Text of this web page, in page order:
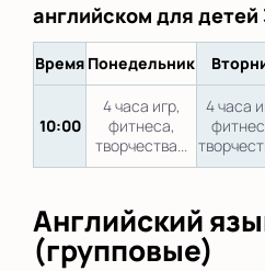
английском для детей
Время Понедельник
10:00
4 часа игр,
фитнеса,
творчества...
4 часа
Английский
(групповые)